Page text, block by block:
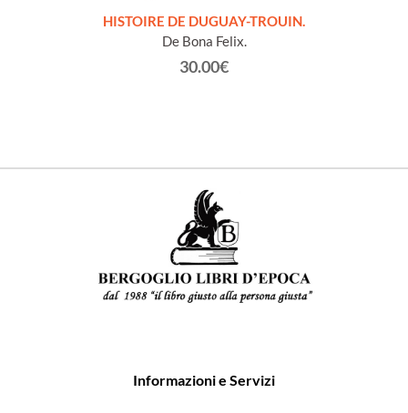
HISTOIRE DE DUGUAY-TROUIN.
De Bona Felix.
30.00€
Informazioni e Servizi